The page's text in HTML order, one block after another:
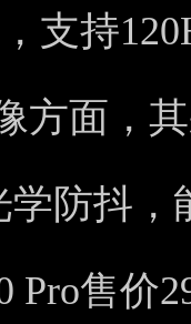
支持
方面，
学防抖
Pro售价